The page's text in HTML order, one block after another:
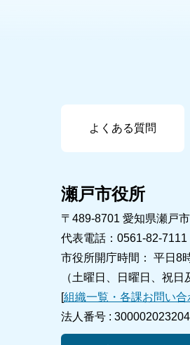
よくある質問
瀬戸市役所
〒489-8701 愛知県瀬戸
代表電話：0561-82-7111
市役所開庁時間： 平日8
（土曜日、日曜日、祝日
[組織一覧・各課お問い合
法人番号 :